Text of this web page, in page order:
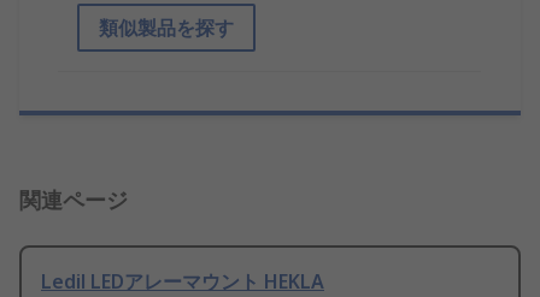
類似製品を探す
関連ページ
Ledil LEDアレーマウント HEKLA